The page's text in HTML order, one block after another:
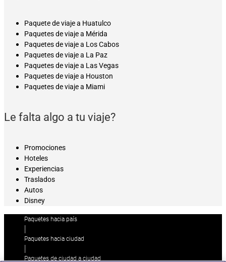
Paquete de viaje a Huatulco
Paquetes de viaje a Mérida
Paquetes de viaje a Los Cabos
Paquetes de viaje a La Paz
Paquetes de viaje a Las Vegas
Paquetes de viaje a Houston
Paquetes de viaje a Miami
Le falta algo a tu viaje?
Promociones
Hoteles
Experiencias
Traslados
Autos
Disney
Paquetes hacia país
|
Paquetes hacia ciudad
|
Paquetes de ciudad a ciudad